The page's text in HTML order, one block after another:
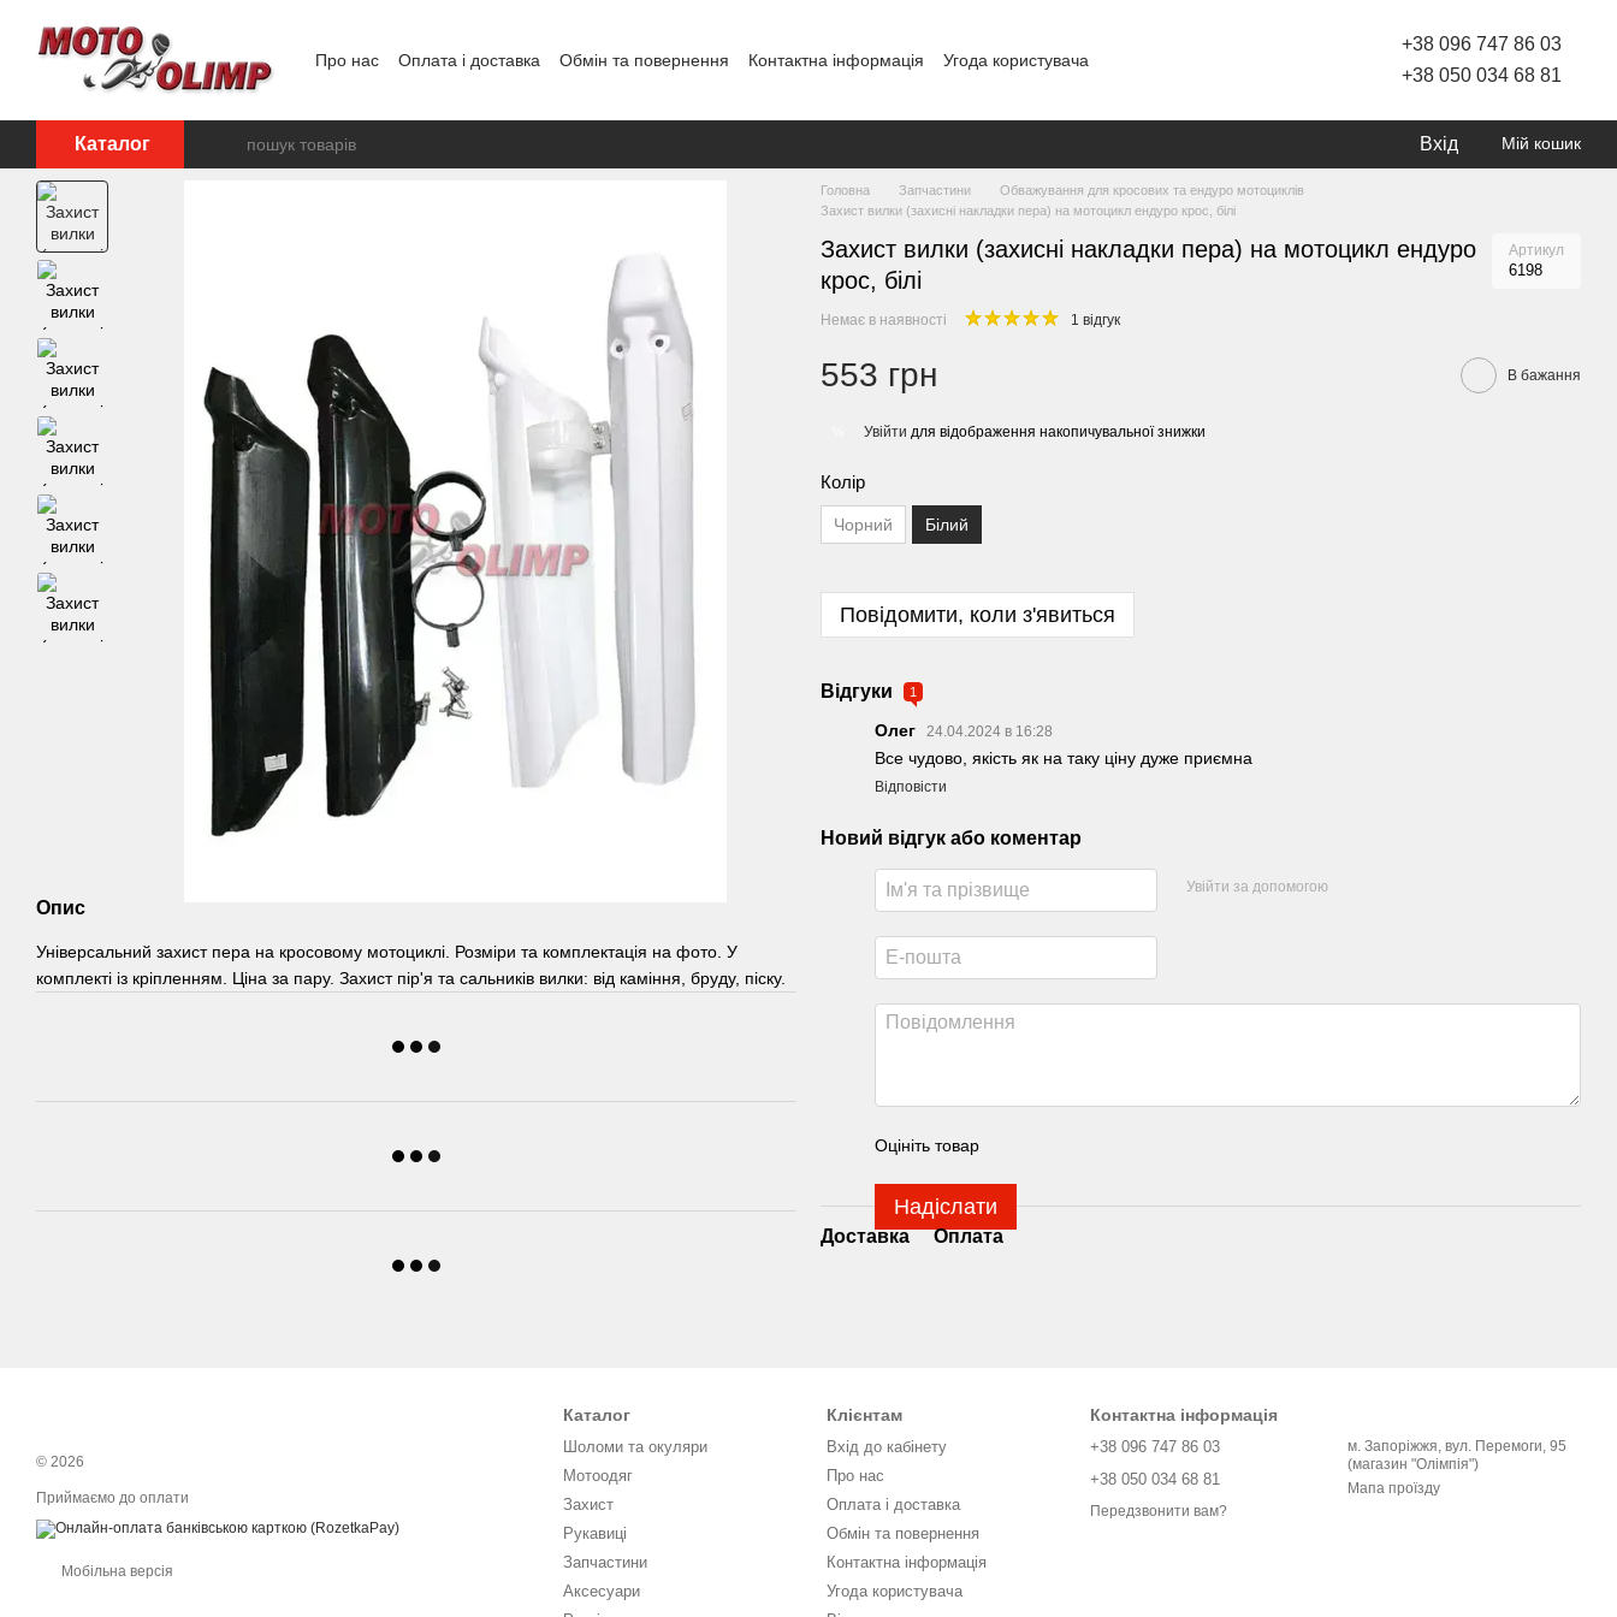
Про нас Оплата і доставка Обмін та повернення Контактна інформація
Угода користувача
+38 096 747 86 03
+38 050 034 68 81
Каталог Вхід Мій кошик
Опис
Універсальний захист пера на кросовому мотоциклі. Розміри та комплектація на фото. У
комплекті із кріпленням. Ціна за пару. Захист пір'я та сальників вилки: від каміння, бруду, піску.
Головна Запчастини
Обважування для кросових та ендуро мотоциклів
Захист вилки (захисні накладки пера) на мотоцикл ендуро крос, білі
Захист вилки (захисні накладки пера) на мотоцикл ендуро
крос, білі
Артикул
6198
Немає в наявності 1 відгук
553 грн В бажання
Увійти для відображення накопичувальної знижки
Колір
Чорний Білий
Повідомити, коли з'явиться
Відгуки 1
Олег 24.04.2024 в 16:28
Все чудово, якість як на таку ціну дуже приємна
Відповісти
Новий відгук або коментар
Увійти за допомогою
Оцініть товар
Надіслати
Доставка Оплата
© 2026
Приймаємо до оплати
Мобільна версія
Каталог
Шоломи та окуляри
Мотоодяг
Захист
Рукавиці
Запчастини
Аксесуари
Клієнтам
Вхід до кабінету
Про нас
Оплата і доставка
Обмін та повернення
Контактна інформація
Угода користувача
Контактна інформація
+38 096 747 86 03
+38 050 034 68 81
Передзвонити вам?
м. Запоріжжя, вул. Перемоги, 95
(магазин "Олімпія")
Мапа проїзду